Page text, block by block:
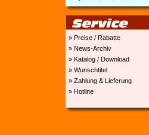
» Preise / Rabatte
» News-Archiv
» Katalog / Download
» Wunschtitel
» Zahlung & Lieferung
» Hotline